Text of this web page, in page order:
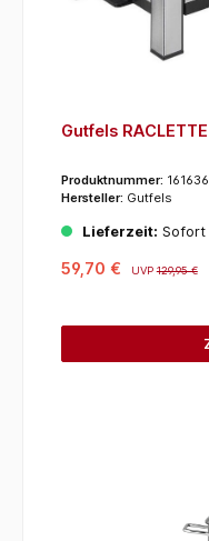
Gutfels
Produktnummer: 161636
Hersteller: Gutfels
Lieferzeit: Sofort
59,70 € UVP129,95 €